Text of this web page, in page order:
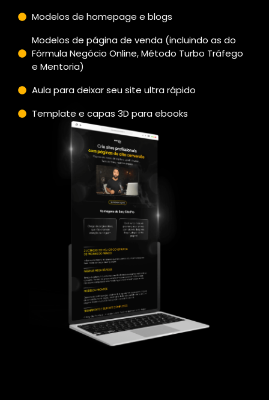
Modelos de homepage e blogs
Modelos de página de venda (incluindo as do
Fórmula Negócio Online, Método Turbo Tráfego
e Mentoria)
Aula para deixar seu site ultra rápido
Template e capas 3D para ebooks